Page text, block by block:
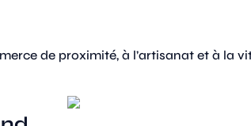
de proximité, à l’artisanat et à la